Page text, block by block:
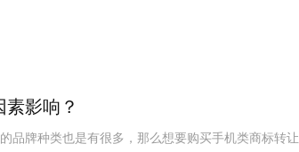
影响？
品牌种类也是有很多，那么想要购买手机类商标转让